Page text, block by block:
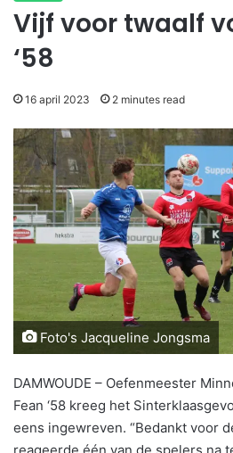
Vijf voor twaalf
‘58
16 april 2023 2 minutes read
Foto's Jacqueline Jongsma
DAMWOUDE – Oefenmeester
Fean ‘58 kreeg het
eens ingewreven. “Bedankt voor